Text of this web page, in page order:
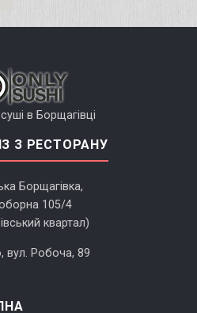
в Борщагівці
З РЕСТОРАНУ
Борщагівка,
105/4
квартал)
вул. Робоча, 89